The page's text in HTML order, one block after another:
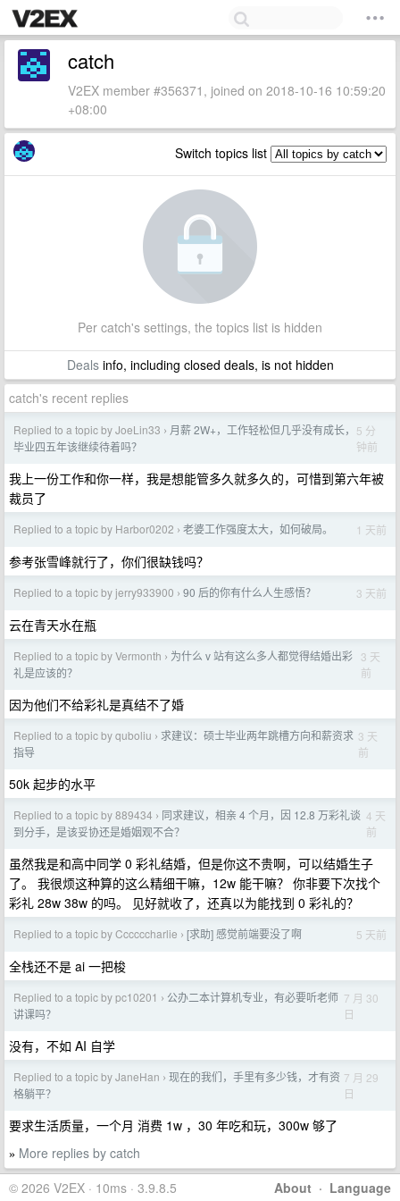
catch
V2EX member #356371, joined on 2018-10-16 10:59:20
+08:00
Switch topics list
Per catch's settings, the topics list is hidden
Dealsinfo, including closed deals, is not hidden
catch's recent replies
Replied to a topic by JoeLin33 › 月薪 2W+，工作轻松但几乎没有成长，
毕业四五年该继续待着吗？
5 分
钟前
我上一份工作和你一样，我是想能管多久就多久的，可惜到第六年被
裁员了
Replied to a topic by Harbor0202 › 老婆工作强度太大，如何破局。 1 天前
参考张雪峰就行了，你们很缺钱吗？
Replied to a topic by jerry933900 › 90 后的你有什么人生感悟？ 3 天前
云在青天水在瓶
Replied to a topic by Vermonth › 为什么 v 站有这么多人都觉得结婚出彩
礼是应该的？
3 天
前
因为他们不给彩礼是真结不了婚
Replied to a topic by quboliu › 求建议：硕士毕业两年跳槽方向和薪资求
指导
3 天
前
50k 起步的水平
Replied to a topic by 889434 › 同求建议，相亲 4 个月，因 12.8 万彩礼谈
到分手，是该妥协还是婚姻观不合？
4 天
前
虽然我是和高中同学 0 彩礼结婚，但是你这不贵啊，可以结婚生子
了。 我很烦这种算的这么精细干嘛，12w 能干嘛？ 你非要下次找个
彩礼 28w 38w 的吗。 见好就收了，还真以为能找到 0 彩礼的？
Replied to a topic by Ccccccharlie › [求助] 感觉前端要没了啊 5 天前
全栈还不是 ai 一把梭
Replied to a topic by pc10201 › 公办二本计算机专业，有必要听老师
讲课吗？
7 月 30
日
没有，不如 AI 自学
Replied to a topic by JaneHan › 现在的我们，手里有多少钱，才有资
格躺平？
7 月 29
日
要求生活质量，一个月 消费 1w ，30 年吃和玩，300w 够了
» More replies by catch
About · Language
© 2026 V2EX · 10ms · 3.9.8.5